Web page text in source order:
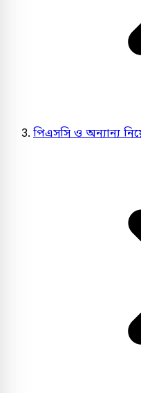
পিএসসি ও অন্যান্য